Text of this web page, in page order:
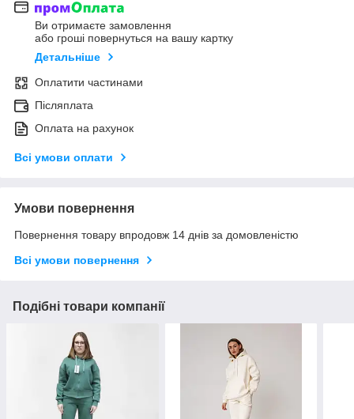
Ви отримаєте замовлення
або гроші повернуться на вашу картку
Детальніше
Оплатити частинами
Післяплата
Оплата на рахунок
Всі умови оплати
Умови повернення
Повернення товару впродовж 14 днів за домовленістю
Всі умови повернення
Подібні товари компанії